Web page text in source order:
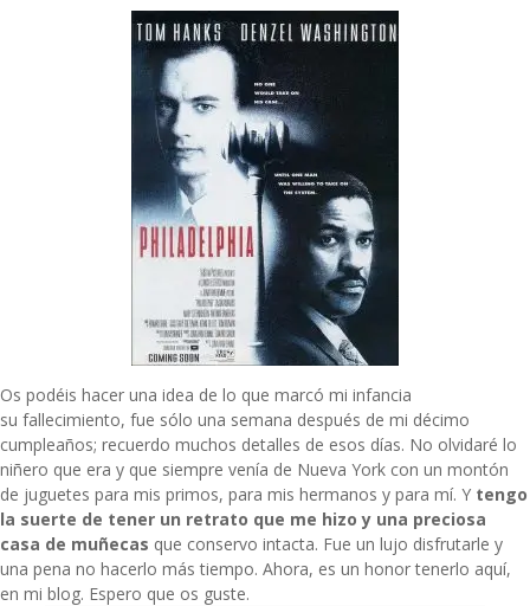
Os podéis hacer una idea de lo que marcó mi infancia
su fallecimiento, fue sólo una semana después de mi décimo
cumpleaños; recuerdo muchos detalles de esos días. No olvidaré lo
niñero que era y que siempre venía de Nueva York con un montón
de juguetes para mis primos, para mis hermanos y para mí. Y tengo
la suerte de tener un retrato que me hizo y una preciosa
casa de muñecas que conservo intacta. Fue un lujo disfrutarle y
una pena no hacerlo más tiempo. Ahora, es un honor tenerlo aquí,
en mi blog. Espero que os guste.